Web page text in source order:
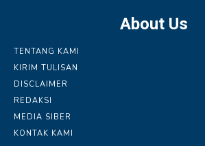
About Us
TENTANG KAMI
KIRIM TULISAN
DISCLAIMER
REDAKSI
MEDIA SIBER
KONTAK KAMI